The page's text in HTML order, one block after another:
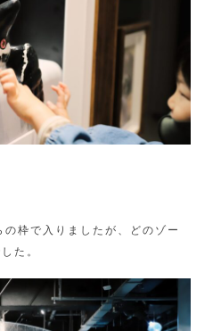
枠で入りましたが、どのゾー
た。